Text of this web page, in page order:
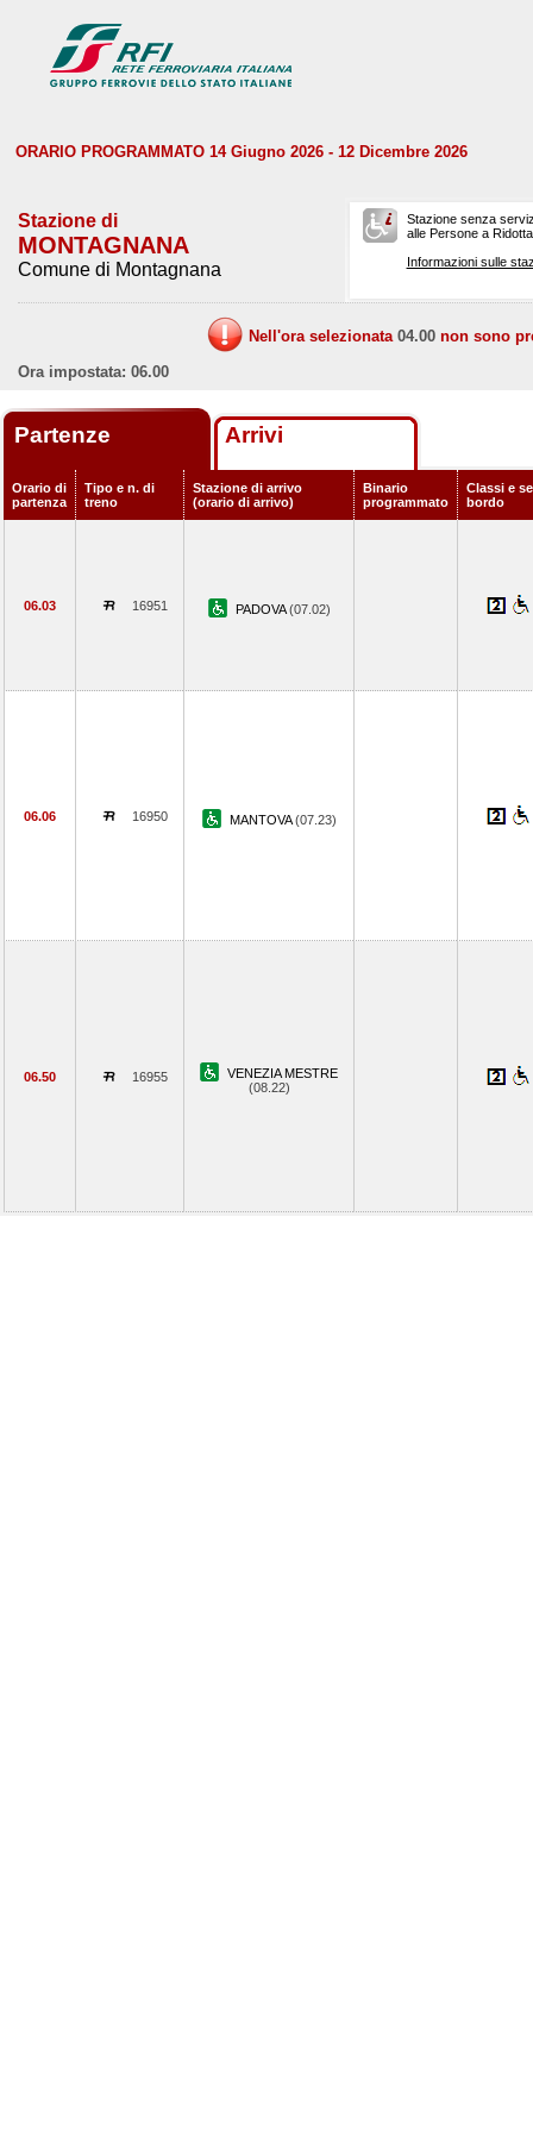
ORARIO PROGRAMMATO 14 Giugno 2026 - 12 Dicembre 2026
Stazione di
MONTAGNANA
Comune di Montagnana
Stazione senza
alle Persone a
Informazioni sulle
Nell'ora selezionata 04.00 non sono
Ora impostata: 06.00
Partenze Arrivi
Orario di
partenza
Tipo e n. di
treno
Stazione di arrivo
(orario di arrivo)
Binario
programmato
Classi e
bordo
06.03 16951 PADOVA(07.02)
06.06 16950 MANTOVA(07.23)
06.50 16955
VENEZIA MESTRE
(08.22)